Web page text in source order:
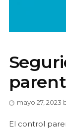
mayo 27, 2023
El control